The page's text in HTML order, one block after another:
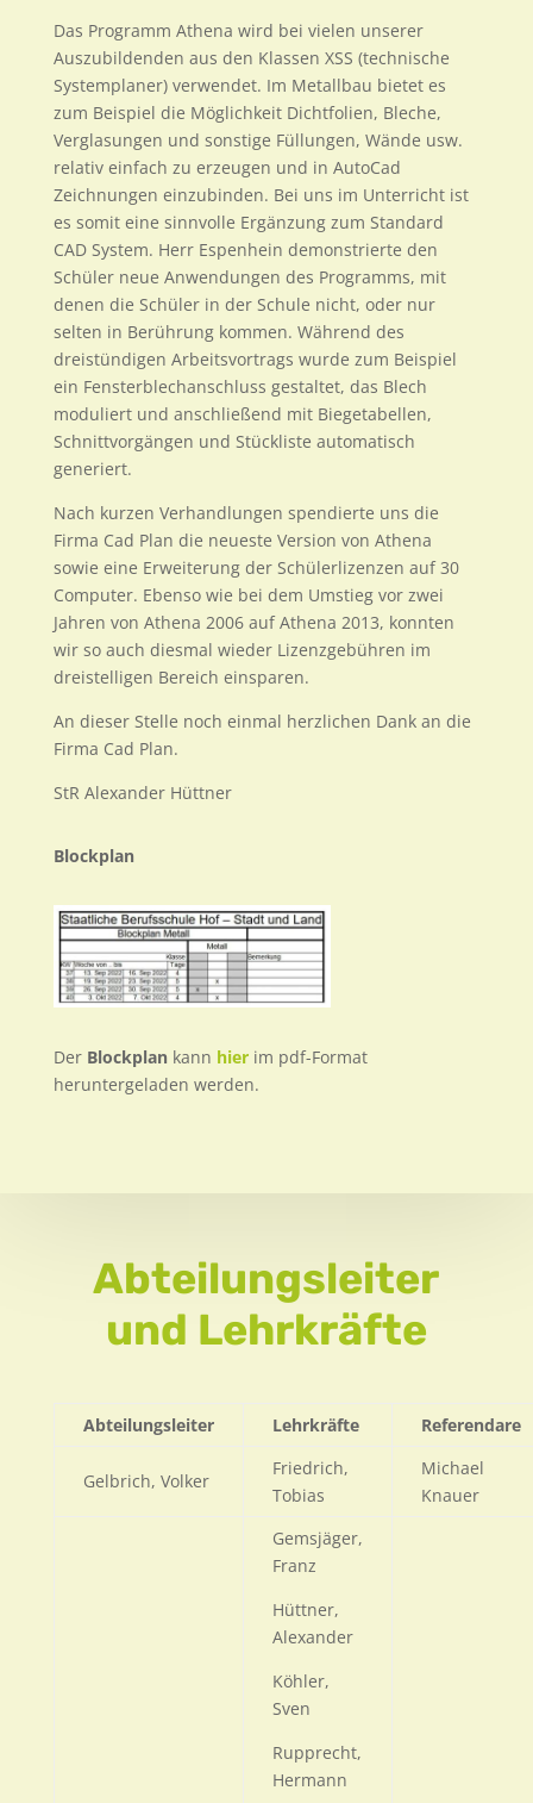
Das Programm Athena wird bei vielen unserer
Auszubildenden aus den Klassen XSS (technische
Systemplaner) verwendet. Im Metallbau bietet es
zum Beispiel die Möglichkeit Dichtfolien, Bleche,
Verglasungen und sonstige Füllungen, Wände usw.
relativ einfach zu erzeugen und in AutoCad
Zeichnungen einzubinden. Bei uns im Unterricht ist
es somit eine sinnvolle Ergänzung zum Standard
CAD System. Herr Espenhein demonstrierte den
Schüler neue Anwendungen des Programms, mit
denen die Schüler in der Schule nicht, oder nur
selten in Berührung kommen. Während des
dreistündigen Arbeitsvortrags wurde zum Beispiel
ein Fensterblechanschluss gestaltet, das Blech
moduliert und anschließend mit Biegetabellen,
Schnittvorgängen und Stückliste automatisch
generiert.
Nach kurzen Verhandlungen spendierte uns die
Firma Cad Plan die neueste Version von Athena
sowie eine Erweiterung der Schülerlizenzen auf 30
Computer. Ebenso wie bei dem Umstieg vor zwei
Jahren von Athena 2006 auf Athena 2013, konnten
wir so auch diesmal wieder Lizenzgebühren im
dreistelligen Bereich einsparen.
An dieser Stelle noch einmal herzlichen Dank an die
Firma Cad Plan.
StR Alexander Hüttner
Blockplan
Der Blockplan kann hier im pdf-Format
heruntergeladen werden.
Abteilungsleiter
und Lehrkräfte
Abteilungsleiter Lehrkräfte Referendare
Gelbrich, Volker
Friedrich,
Tobias
Michael
Knauer
Gemsjäger,
Franz
Hüttner,
Alexander
Köhler,
Sven
Rupprecht,
Hermann